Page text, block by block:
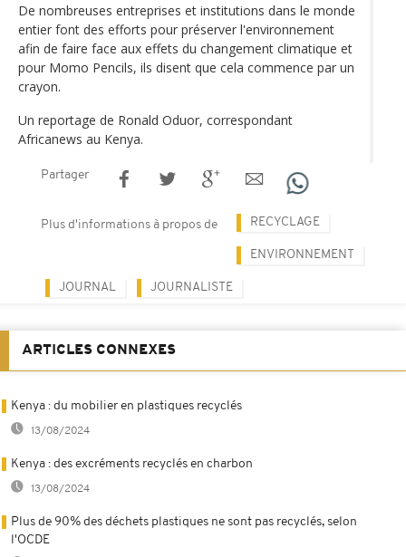
De nombreuses entreprises et institutions dans le monde
entier font des efforts pour préserver l'environnement
afin de faire face aux effets du changement climatique et
pour Momo Pencils, ils disent que cela commence par un
crayon.
Un reportage de Ronald Oduor, correspondant
Africanews au Kenya.
Partager
Plus d'informations à propos de RECYCLAGE
ENVIRONNEMENT
JOURNAL JOURNALISTE
ARTICLES CONNEXES
Kenya : du mobilier en plastiques recyclés
13/08/2024
Kenya : des excréments recyclés en charbon
13/08/2024
Plus de 90% des déchets plastiques ne sont pas recyclés, selon
l'OCDE